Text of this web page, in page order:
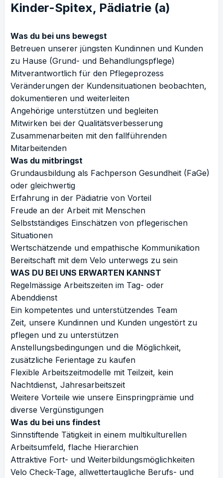
Kinder-Spitex, Pädiatrie (a)
Was du bei uns bewegst
Betreuen unserer jüngsten Kundinnen und Kunden
zu Hause (Grund- und Behandlungspflege)
Mitverantwortlich für den Pflegeprozess
Veränderungen der Kundensituationen beobachten,
dokumentieren und weiterleiten
Angehörige unterstützen und begleiten
Mitwirken bei der Qualitätsverbesserung
Zusammenarbeiten mit den fallführenden
Mitarbeitenden
Was du mitbringst
Grundausbildung als Fachperson Gesundheit (FaGe)
oder gleichwertig
Erfahrung in der Pädiatrie von Vorteil
Freude an der Arbeit mit Menschen
Selbstständiges Einschätzen von pflegerischen
Situationen
Wertschätzende und empathische Kommunikation
Bereitschaft mit dem Velo unterwegs zu sein
WAS DU BEI UNS ERWARTEN KANNST
Regelmässige Arbeitszeiten im Tag- oder
Abenddienst
Ein kompetentes und unterstützendes Team
Zeit, unsere Kundinnen und Kunden ungestört zu
pflegen und zu unterstützen
Anstellungsbedingungen und die Möglichkeit,
zusätzliche Ferientage zu kaufen
Flexible Arbeitszeitmodelle mit Teilzeit, kein
Nachtdienst, Jahresarbeitszeit
Weitere Vorteile wie unsere Einspringprämie und
diverse Vergünstigungen
Was du bei uns findest
Sinnstiftende Tätigkeit in einem multikulturellen
Arbeitsumfeld, flache Hierarchien
Attraktive Fort- und Weiterbildungsmöglichkeiten
Velo Check-Tage, allwettertaugliche Berufs- und